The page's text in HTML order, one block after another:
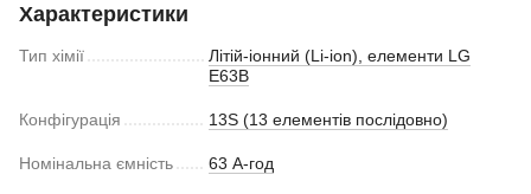
Характеристики
Тип хімії
Літій-іонний (Li-ion), елементи LG
E63B
Конфігурація 13S (13 елементів послідовно)
Номінальна ємність 63 А-год